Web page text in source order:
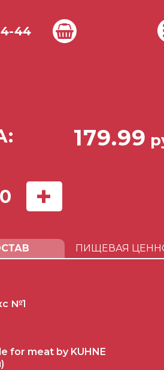
44
179.99
0 +
ПИЩЕВАЯ
№1
for meat by KUHNE